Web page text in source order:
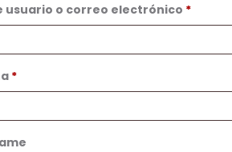
usuario o correo electrónico *
*Obligatorio